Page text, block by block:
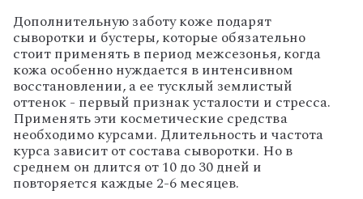
Дополнительную заботу коже подарят
сыворотки и бустеры, которые обязательно
стоит применять в период межсезонья, когда
кожа особенно нуждается в интенсивном
восстановлении, а ее тусклый землистый
оттенок - первый признак усталости и стресса.
Применять эти косметические средства
необходимо курсами. Длительность и частота
курса зависит от состава сыворотки. Но в
среднем он длится от 10 до 30 дней и
повторяется каждые 2-6 месяцев.